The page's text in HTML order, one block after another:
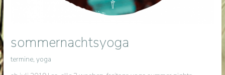
sommernachtsyoga
termine,yoga